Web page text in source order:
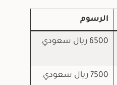
الرسوم
6500 ريال سعودي
7500 ريال سعودي